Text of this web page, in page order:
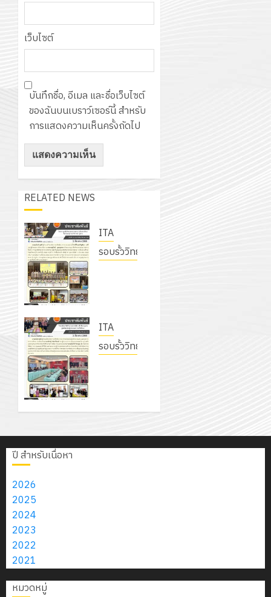
เว็บไซต์
บันทึกชื่อ, อีเมล และชื่อเว็บไซต์
ของฉันบนเบราว์เซอร์นี้ สำหรับ
การแสดงความเห็นครั้งถัดไป
RELATED NEWS
ITA
รอบรั้ววิทยาลัย
“ผู้บังคับ
บัญชาลูก
ศึกษา
จังหวัด
2026
ITA
รอบรั้ววิทยาลัย
เข้าศึกษา
ศูนย์บ่ม
2026
0
ปี สำหรับเนื่อหา
2026
2025
2024
2023
2022
2021
หมวดหมู่